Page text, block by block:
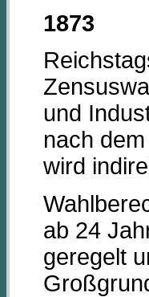
1873
und
nach
wird
ab 24
geregelt